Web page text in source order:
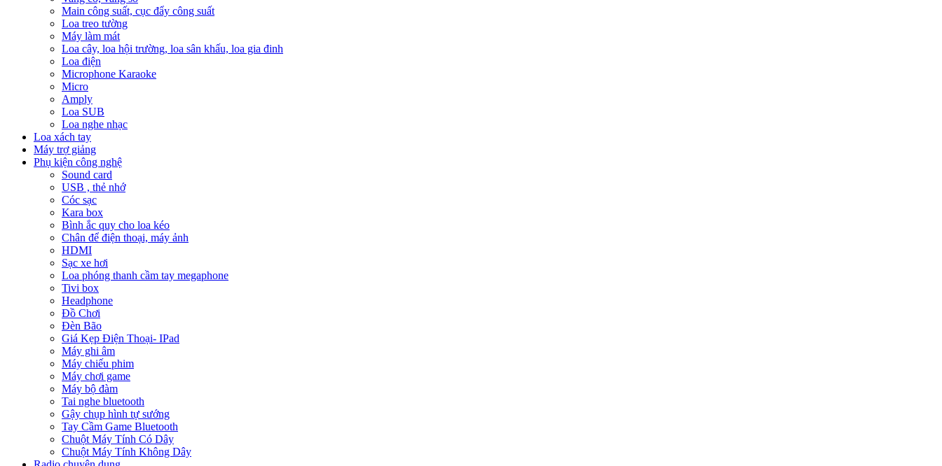
Main công suất, cục đẩy công suất
Loa treo tường
Máy làm mát
Loa cây, loa hội trường, loa sân khấu, loa gia đinh
Loa điện
Microphone Karaoke
Micro
Amply
Loa SUB
Loa nghe nhạc
Loa xách tay
Máy trợ giảng
Phụ kiện công nghệ
Sound card
USB , thẻ nhớ
Cóc sạc
Kara box
Bình ắc quy cho loa kéo
Chân để điện thoại, máy ảnh
HDMI
Sạc xe hơi
Loa phóng thanh cầm tay megaphone
Tivi box
Headphone
Đồ Chơi
Đèn Bão
Giá Kẹp Điện Thoại- IPad
Máy ghi âm
Máy chiếu phim
Máy chơi game
Máy bộ đàm
Tai nghe bluetooth
Gậy chụp hình tự sướng
Tay Cầm Game Bluetooth
Chuột Máy Tính Có Dây
Chuột Máy Tính Không Dây